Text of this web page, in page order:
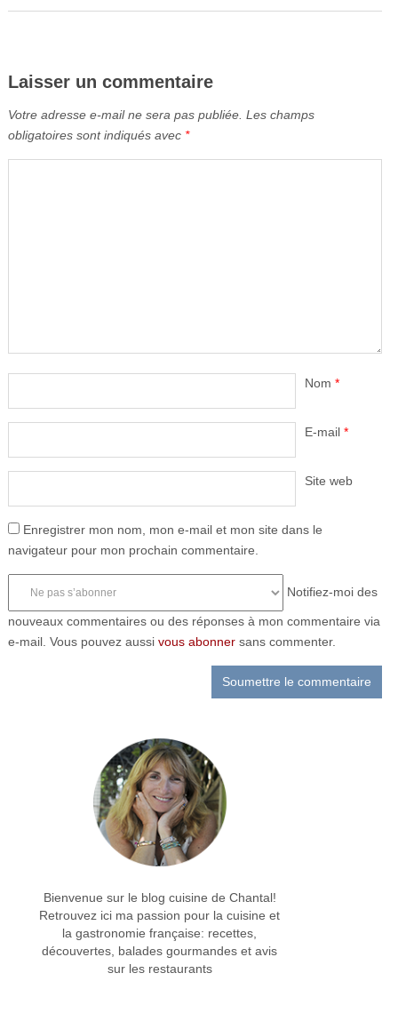
Laisser un commentaire
Votre adresse e-mail ne sera pas publiée. Les champs
obligatoires sont indiqués avec *
Nom *
E-mail *
Site web
Enregistrer mon nom, mon e-mail et mon site dans le
navigateur pour mon prochain commentaire.
Notifiez-moi des
nouveaux commentaires ou des réponses à mon commentaire via
e-mail. Vous pouvez aussi vous abonnersans commenter.
Bienvenue sur le blog cuisine de Chantal!
Retrouvez ici ma passion pour la cuisine et
la gastronomie française: recettes,
découvertes, balades gourmandes et avis
sur les restaurants